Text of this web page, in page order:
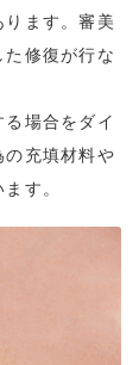
ます。審美
修復が行な
場合をダイ
の充填材料や
す。